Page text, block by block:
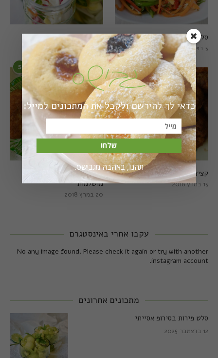
חמוצים מהירים
1 באוגוסט 2022
סלט פלפלים טרי וצבעוני
5 בפברואר 2021
5
קציצות כרישה טבעוניות
מושלמות
20 במרץ 2018
6
קציצות כרישה מושלמות
15 במרץ 2018
עקבו אחרי באינסטגרם
No any image found. Please check it again or try with another
instagram account.
מתכונים אחרונים
סלט פירות בסירופ אסייתי
12 בדצמבר 2025
כדאי לך להירשם ולקבל את המתכונים למייל:
שלח!
תהנו, באהבה מגבישס.